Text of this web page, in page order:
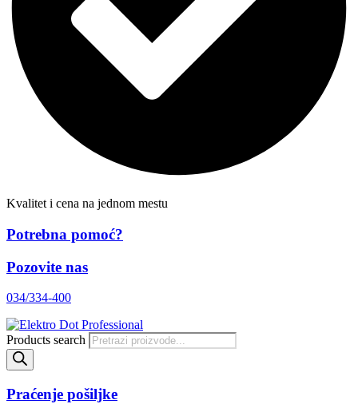
Kvalitet i cena na jednom mestu
Potrebna pomoć?
Pozovite nas
034/334-400
Products search
Praćenje pošiljke